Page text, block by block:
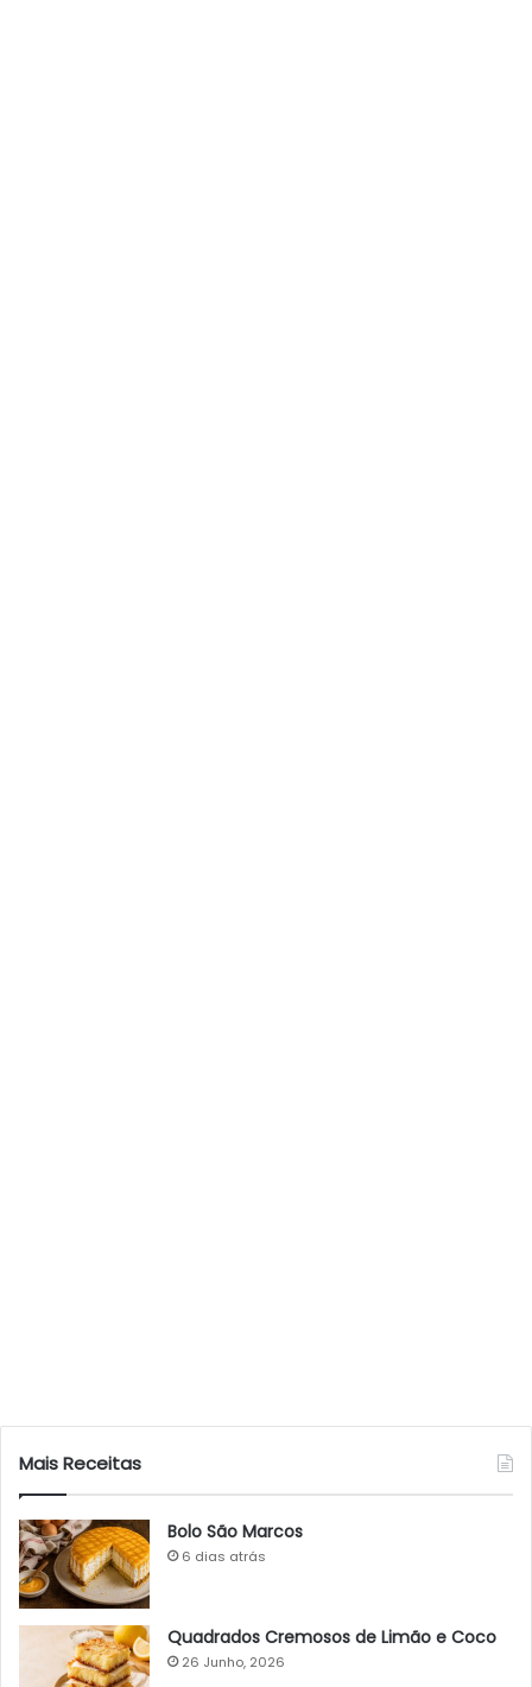
Mais Receitas
Bolo São Marcos
6 dias atrás
Quadrados Cremosos de Limão e Coco
26 Junho, 2026